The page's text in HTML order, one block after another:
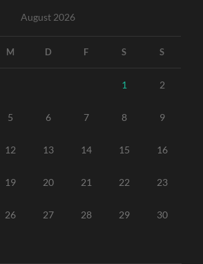
August 2026
M D F S S
1 2
5 6 7 8 9
12 13 14 15 16
19 20 21 22 23
26 27 28 29 30